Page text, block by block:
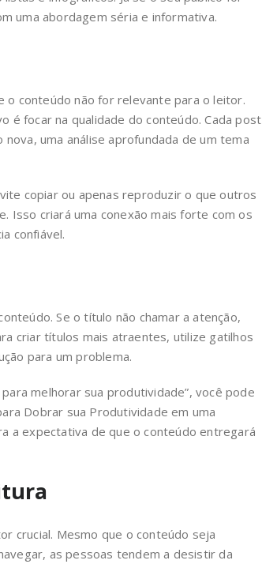
uma abordagem séria e informativa.
conteúdo não for relevante para o leitor.
é focar na qualidade do conteúdo. Cada post
uma análise aprofundada de um tema
copiar ou apenas reproduzir o que outros
Isso criará uma conexão mais forte com os
confiável.
Se o título não chamar a atenção,
criar títulos mais atraentes, utilize gatilhos
para um problema.
melhorar sua produtividade”, você pode
Dobrar sua Produtividade em uma
a expectativa de que o conteúdo entregará
crucial. Mesmo que o conteúdo seja
as pessoas tendem a desistir da